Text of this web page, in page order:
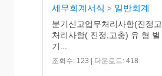
세무회계서식 > 일반회계
분기신고업무처리사항(진정
처리사항( 진정,고충) 유 형
기...
조회수: 123 | 다운로드: 418